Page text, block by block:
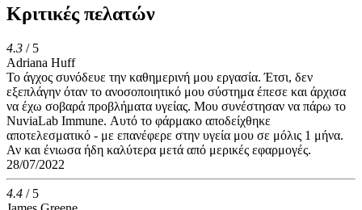
Κριτικές πελατών
4.3 / 5
Adriana Huff
Το άγχος συνόδευε την καθημερινή μου εργασία. Έτσι, δεν
εξεπλάγην όταν το ανοσοποιητικό μου σύστημα έπεσε και άρχισα
να έχω σοβαρά προβλήματα υγείας. Μου συνέστησαν να πάρω το
NuviaLab Immune. Αυτό το φάρμακο αποδείχθηκε
αποτελεσματικό - με επανέφερε στην υγεία μου σε μόλις 1 μήνα.
Αν και ένιωσα ήδη καλύτερα μετά από μερικές εφαρμογές.
28/07/2022
4.4 / 5